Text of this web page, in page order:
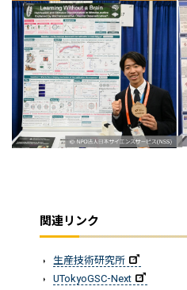
関連リンク
生産技術研究所
UTokyoGSC-Next